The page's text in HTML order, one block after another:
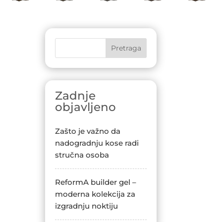
Pretraga
Zadnje
objavljeno
Zašto je važno da
nadogradnju kose radi
stručna osoba
ReformA builder gel –
moderna kolekcija za
izgradnju noktiju